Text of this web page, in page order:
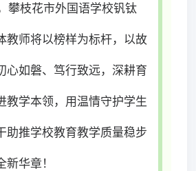
攀枝花市外国语学校钒钛
教师将以榜样为标杆，以故
心如磐、笃行致远，深耕育
教学本领，用温情守护学生
助推学校教育教学质量稳步
华章！